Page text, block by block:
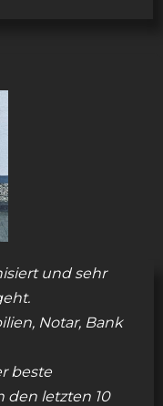
und sehr
Notar, Bank
beste
den letzten 10